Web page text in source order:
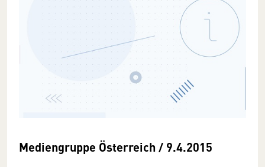
Mediengruppe Österreich / 9.4.2015